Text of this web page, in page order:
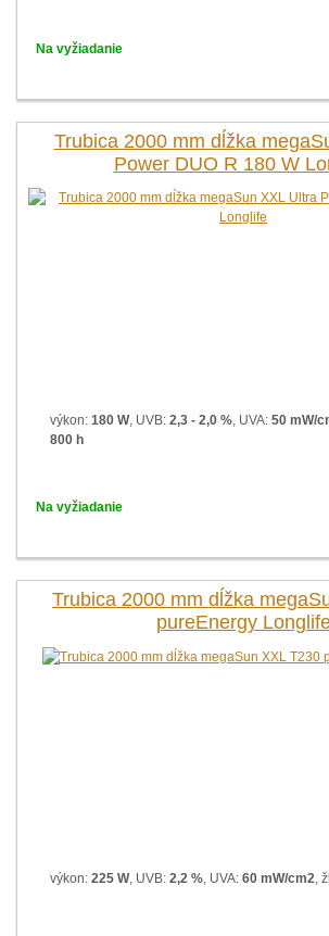
Na vyžiadanie
Trubica 2000 mm dĺžka
Power DUO R 180 W
výkon: 180 W, UVB: 2,3 - 2,0 %, UVA: 50 mW/
800 h
Na vyžiadanie
Trubica 2000 mm dĺžka
pureEnergy
výkon: 225 W, UVB: 2,2 %, UVA: 60 mW/cm2,